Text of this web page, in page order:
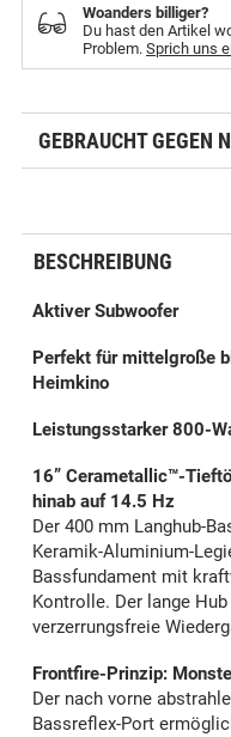
Woanders billiger?
Du hast den Artikel
Problem. Sprich uns
GEBRAUCHT GEGEN
BESCHREIBUNG
Aktiver Subwoofer
Perfekt für mittelgroße
Heimkino
Leistungsstarker 800-
16” Cerametallic™-
hinab auf 14.5 Hz
Der 400 mm Langhub-
Keramik-Aluminium-
Bassfundament mit
Kontrolle. Der lange
verzerrungsfreie
Frontfire-Prinzip:
Der nach vorne
Bassreflex-Port